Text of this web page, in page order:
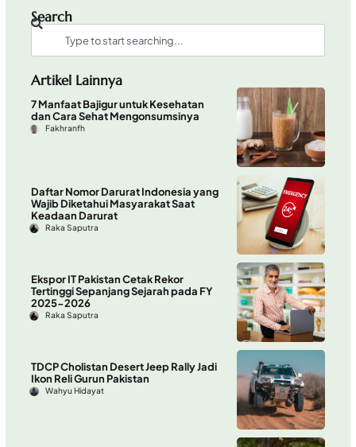
Search
Artikel Lainnya
7 Manfaat Bajigur untuk Kesehatan
dan Cara Sehat Mengonsumsinya
Fakhranfh
Daftar Nomor Darurat Indonesia yang
Wajib Diketahui Masyarakat Saat
Keadaan Darurat
Raka Saputra
Ekspor IT Pakistan Cetak Rekor
Tertinggi Sepanjang Sejarah pada FY
2025-2026
Raka Saputra
TDCP Cholistan Desert Jeep Rally Jadi
Ikon Reli Gurun Pakistan
Wahyu Hidayat